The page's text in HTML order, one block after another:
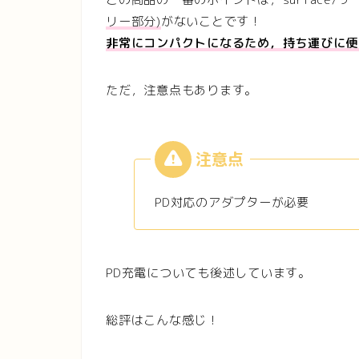
リー部分)がないことです！
非常にコンパクトになるため，持ち運びに
ただ，注意点もあります。
PD対応のアダプターが必要
PD充電についても後述しています。
総評はこんな感じ！